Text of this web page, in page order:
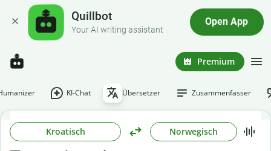
Quillbot
Your AI writing assistant
Open App
Premium
KI-Chat Übersetzer Zusammenfasser
Kroatisch Norwegisch